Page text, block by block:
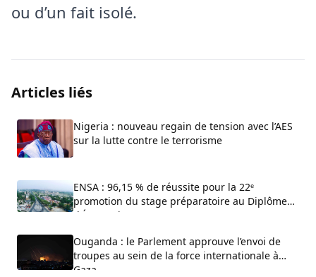
ou d’un fait isolé.
Articles liés
Nigeria : nouveau regain de tension avec l’AES
sur la lutte contre le terrorisme
ENSA : 96,15 % de réussite pour la 22ᵉ
promotion du stage préparatoire au Diplôme
d’État-Major
Ouganda : le Parlement approuve l’envoi de
troupes au sein de la force internationale à
Gaza